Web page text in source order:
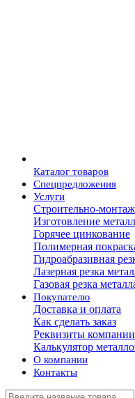
Каталог товаров
Спецпредложения
Услуги
Строительно-
Изготовление
Горячее цинкование
Полимерная
Гидроабразивная
Лазерная резка
Газовая резка
Покупателю
Доставка и оплата
Как сделать заказ
Реквизиты компании
Калькулятор
О компании
Контакты